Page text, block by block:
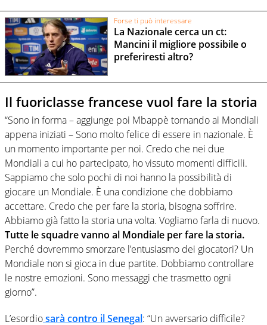
Forse ti può interessare
La Nazionale cerca un ct:
Mancini il migliore possibile o
preferiresti altro?
Il fuoriclasse francese vuol fare la storia
“Sono in forma – aggiunge poi Mbappè tornando ai Mondiali
appena iniziati – Sono molto felice di essere in nazionale. È
un momento importante per noi. Credo che nei due
Mondiali a cui ho partecipato, ho vissuto momenti difficili.
Sappiamo che solo pochi di noi hanno la possibilità di
giocare un Mondiale. È una condizione che dobbiamo
accettare. Credo che per fare la storia, bisogna soffrire.
Abbiamo già fatto la storia una volta. Vogliamo farla di nuovo.
Tutte le squadre vanno al Mondiale per fare la storia.
Perché dovremmo smorzare l’entusiasmo dei giocatori? Un
Mondiale non si gioca in due partite. Dobbiamo controllare
le nostre emozioni. Sono messaggi che trasmetto ogni
giorno”.
L’esordiosarà contro il Senegal: “Un avversario difficile?